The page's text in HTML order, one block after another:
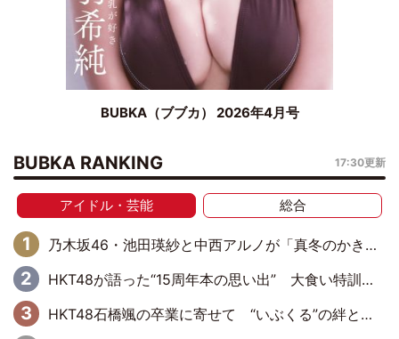
BUBKA（ブブカ） 2026年4月号
BUBKA RANKING 17:30更新
アイドル・芸能 総合
乃木坂46・池田瑛紗と中西アルノが「真冬のかき氷」騒動で火花散らす！ 因縁の裏にあるのは、逆境をともに“凌”ぐ似た者同士の絆
HKT48が語った“15周年本の思い出” 大食い特訓・守護霊企画・制服グラビア…盛りだくさんの裏話
HKT48石橋颯の卒業に寄せて “いぶくる”の絆と後輩・龍頭綺音の決意